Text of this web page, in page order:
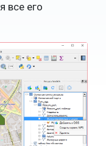
все его